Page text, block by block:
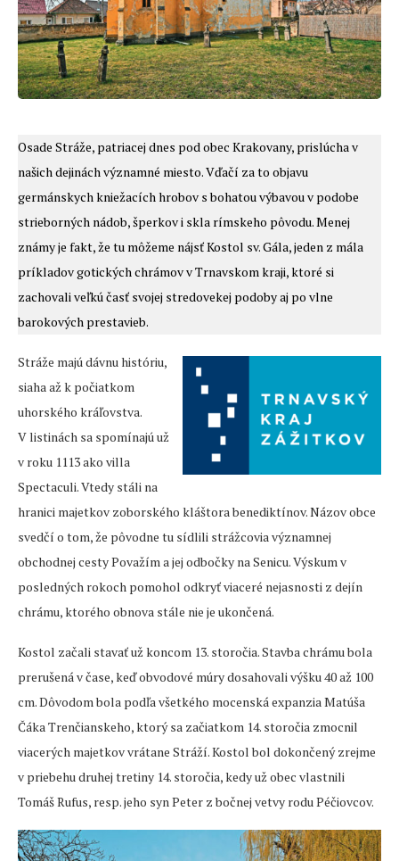
Osade Stráže, patriacej dnes pod obec Krakovany, prislúcha v
našich dejinách významné miesto. Vďačí za to objavu
germánskych kniežacích hrobov s bohatou výbavou v podobe
strieborných nádob, šperkov i skla rímskeho pôvodu. Menej
známy je fakt, že tu môžeme nájsť Kostol sv. Gála, jeden z mála
príkladov gotických chrámov v Trnavskom kraji, ktoré si
zachovali veľkú časť svojej stredovekej podoby aj po vlne
barokových prestavieb.
Stráže majú dávnu históriu,
siaha až k počiatkom
uhorského kráľovstva.
V listinách sa spomínajú už
v roku 1113 ako villa
Spectaculi. Vtedy stáli na
hranici majetkov zoborského kláštora benediktínov. Názov obce
svedčí o tom, že pôvodne tu sídlili strážcovia významnej
obchodnej cesty Považím a jej odbočky na Senicu. Výskum v
posledných rokoch pomohol odkryť viaceré nejasnosti z dejín
chrámu, ktorého obnova stále nie je ukončená.
Kostol začali stavať už koncom 13. storočia. Stavba chrámu bola
prerušená v čase, keď obvodové múry dosahovali výšku 40 až 100
cm. Dôvodom bola podľa všetkého mocenská expanzia Matúša
Čáka Trenčianskeho, ktorý sa začiatkom 14. storočia zmocnil
viacerých majetkov vrátane Stráží. Kostol bol dokončený zrejme
v priebehu druhej tretiny 14. storočia, kedy už obec vlastnili
Tomáš Rufus, resp. jeho syn Peter z bočnej vetvy rodu Péčiovcov.